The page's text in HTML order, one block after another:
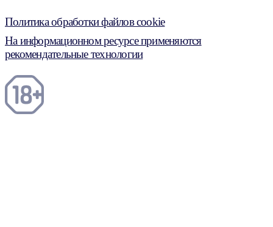
Политика обработки файлов cookie
На информационном ресурсе применяются
рекомендательные технологии